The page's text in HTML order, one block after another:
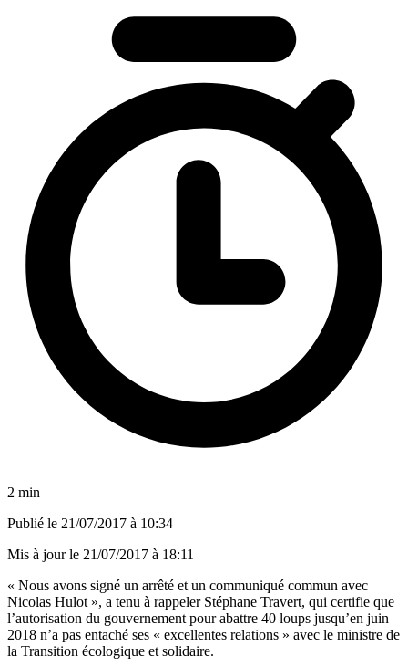
2 min
Publié le 21/07/2017 à 10:34
Mis à jour le 21/07/2017 à 18:11
« Nous avons signé un arrêté et un communiqué commun avec
Nicolas Hulot », a tenu à rappeler Stéphane Travert, qui certifie que
l’autorisation du gouvernement pour abattre 40 loups jusqu’en juin
2018 n’a pas entaché ses « excellentes relations » avec le ministre de
la Transition écologique et solidaire.